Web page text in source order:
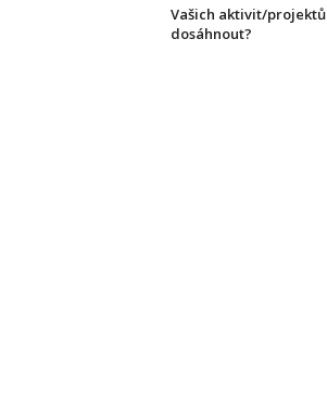
Vašich aktivit/projektů
dosáhnout?